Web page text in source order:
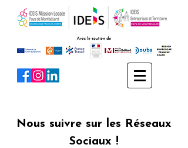
Nous suivre sur les Réseaux
Sociaux !